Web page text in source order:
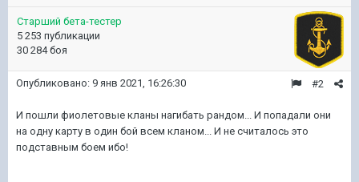
Старший бета-тестер
5 253 публикации
30 284 боя
#2
Опубликовано: 9 янв 2021, 16:26:30
И пошли фиолетовые кланы нагибать рандом... И попадали они
на одну карту в один бой всем кланом... И не считалось это
подставным боем ибо!